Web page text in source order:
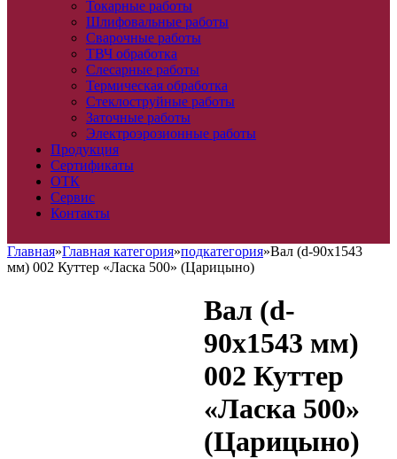
Токарные работы
Шлифовальные работы
Сварочные работы
ТВЧ обработка
Слесарные работы
Термическая обработка
Стеклоструйные работы
Заточные работы
Электроэрозионные работы
Продукция
Сертификаты
ОТК
Сервис
Контакты
Главная»Главная категория»подкатегория»Вал (d-90х1543
мм) 002 Куттер «Ласка 500» (Царицыно)
Вал (d-
90х1543 мм)
002 Куттер
«Ласка 500»
(Царицыно)